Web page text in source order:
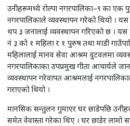
उनीहरूमध्ये रोल्पा नगरपालिका–९ का एक
नगरपालिकाले व्यवस्थापन गरेको थियो ।
थप ३ जनालाई व्यवस्थापन गरिएको छ । यस
नंं ३ को १ महिला र १ पुरुष तथा माडी
महिलालाई मानव सेवा आश्रम वुटवलमा
नगरपालिकाका उपप्रमुख गीता आचार्यले
व्यवस्थापन गरेवापत आश्रमलाई
गराएको थियो ।
मानसिक सन्तुलन गुमाएर घर छाडेपछि
समेत वेवास्ता गरेका थिए । घर छाडेर